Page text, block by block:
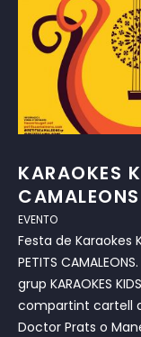
KARAOKES
EVENTO
Festa de Karaokes
PETITS
grup KARAOKES
compartint cartell
Doctor Prats o